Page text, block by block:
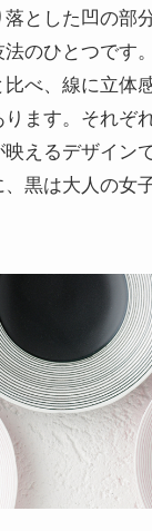
とした凹の部
のひとつです。
べ、線に立体
ます。それぞ
えるデザインで
、黒は大人の女